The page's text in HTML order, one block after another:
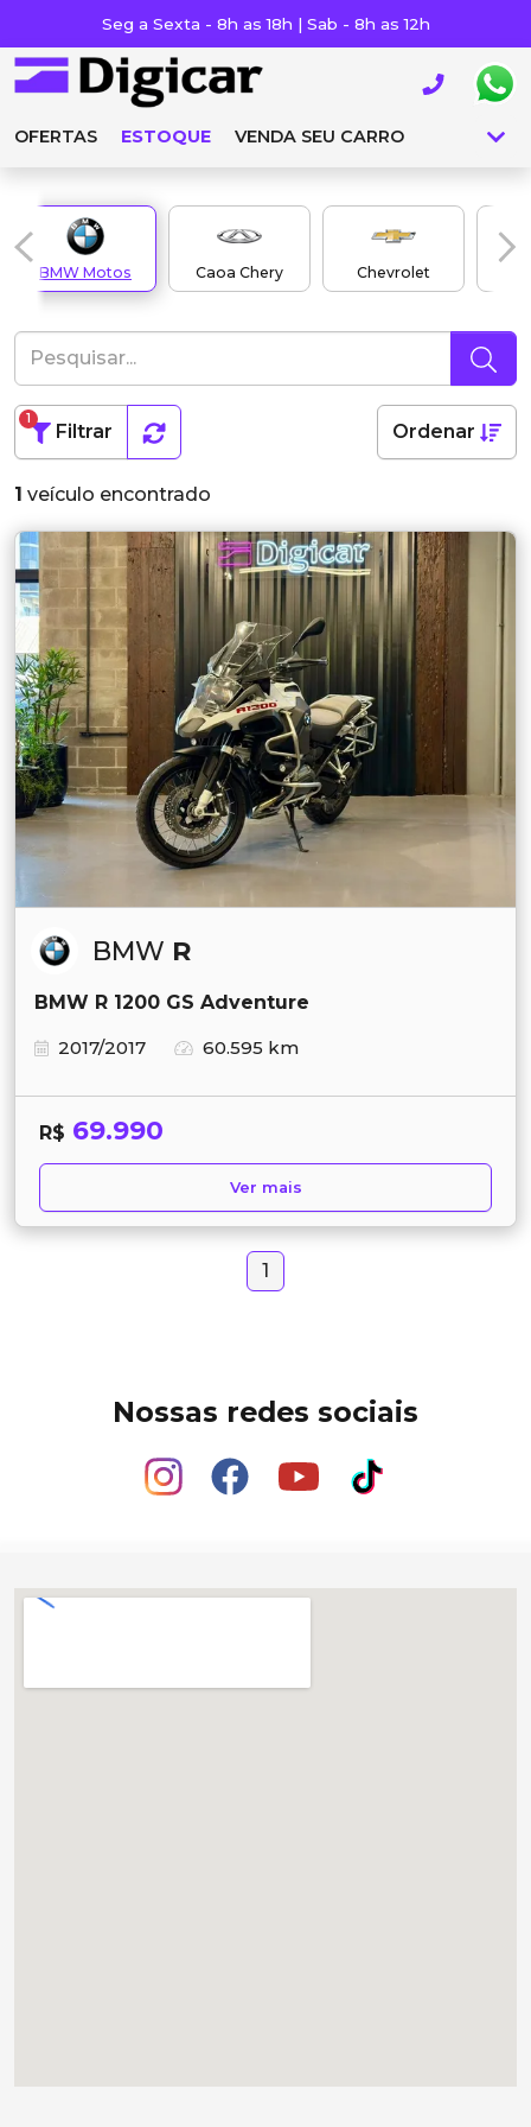
Seg a Sexta - 8h as 18h | Sab - 8h as 12h
OFERTAS ESTOQUE VENDA SEU CARRO
BMW Motos Caoa Chery Chevrolet
Filtrar
1
Ordenar
1 veículo encontrado
BMW R
BMW R 1200 GS Adventure
2017/2017
60.595 km
R$ 69.990
Ver mais
1
Nossas redes sociais